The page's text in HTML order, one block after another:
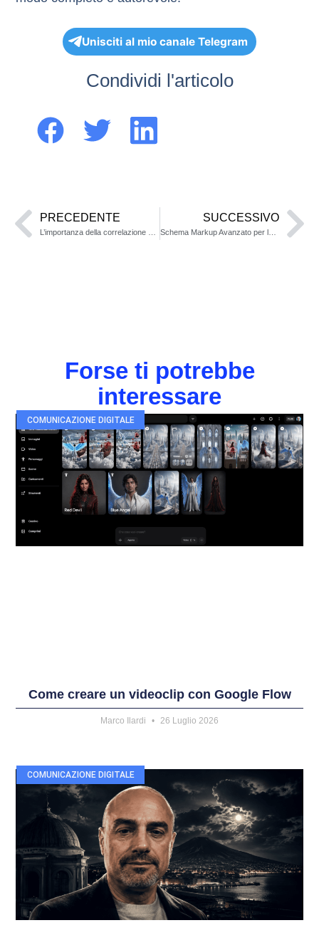
Unisciti al mio canale Telegram
Condividi l'articolo
PRECEDENTE SUCCESSIVO
Schema Markup Avanzato per la Correlazione come Usare SameAs e MainEntityOfPage per il Knowledge Panel
Forse ti potrebbe
interessare
COMUNICAZIONE DIGITALE
Come creare un videoclip con Google Flow
Marco Ilardi 26 Luglio 2026
COMUNICAZIONE DIGITALE